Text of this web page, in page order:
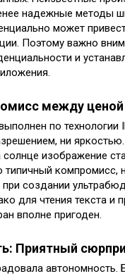
надежные методы
может
Поэтому важно
и
между ценой
по технологии
ни
солнце изображение
типичный компромисс,
при создании
для чтения текста и
вполне пригоден.
Приятный
автономность.